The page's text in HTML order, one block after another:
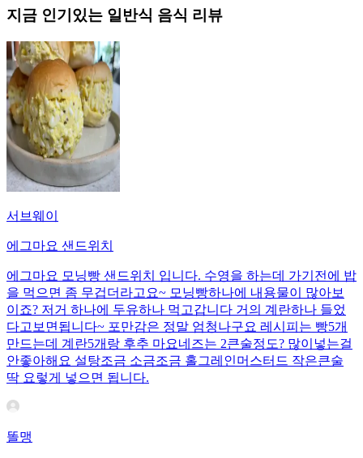
지금 인기있는 일반식 음식 리뷰
서브웨이
에그마요 샌드위치
에그마요 모닝빵 샌드위치 입니다. 수영을 하는데 가기전에 밥
을 먹으면 좀 무겁더라고요~ 모닝빵하나에 내용물이 많아보
이죠? 저거 하나에 두유하나 먹고갑니다 거의 계란하나 들었
다고보면됩니다~ 포만감은 정말 엄청나구요 레시피는 빵5개
만드는데 계란5개랑 후추 마요네즈는 2큰술정도? 많이넣는걸
안좋아해요 설탕조금 소금조금 홀그레인머스터드 작은큰술
딱 요렇게 넣으면 됩니다.
똘맹